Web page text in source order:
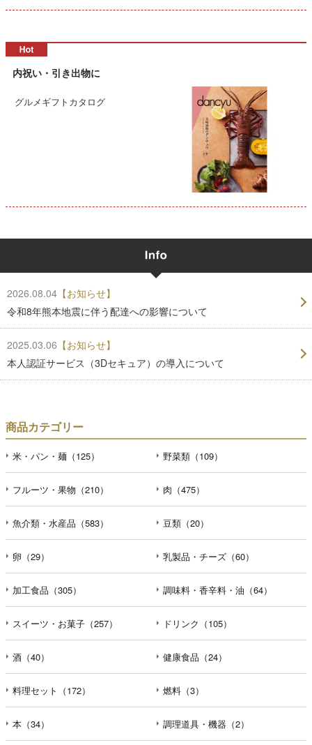
内祝い・引き出物に
グルメギフトカタログ
2026.08.04 【お知らせ】
令和8年熊本地震に伴う配達への影響について
2025.03.06 【お知らせ】
本人認証サービス（3Dセキュア）の導入について
商品カテゴリー
米・パン・麺（125） 野菜類（109）
フルーツ・果物（210） 肉（475）
魚介類・水産品（583） 豆類（20）
卵（29） 乳製品・チーズ（60）
加工食品（305） 調味料・香辛料・油（64）
スイーツ・お菓子（257） ドリンク（105）
酒（40） 健康食品（24）
料理セット（172） 燃料（3）
本（34） 調理道具・機器（2）